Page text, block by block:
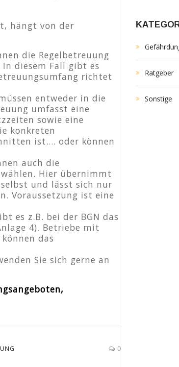
hängt von der
die Regelbetreuung
diesem Fall gibt es
richtet
entweder in die
umfasst eine
sowie eine
konkreten
ist…. oder können
auch die
Hier übernimmt
und lässt sich nur
Voraussetzung ist eine
es z.B. bei der BGN das
4). Betriebe mit
das
Sie sich gerne an
0
Ratgeber
Sonstige